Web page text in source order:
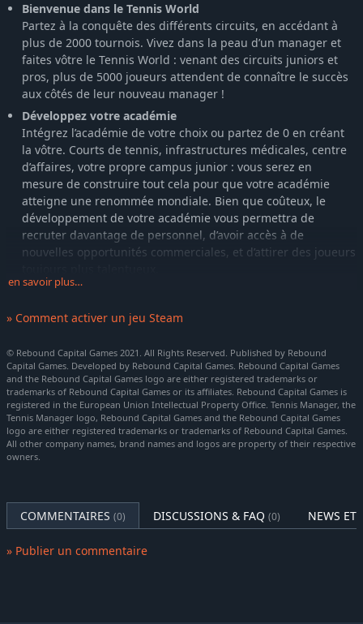
Bienvenue dans le Tennis World
Partez à la conquête des différents circuits, en accédant à
plus de 2000 tournois. Vivez dans la peau d’un manager et
faites vôtre le Tennis World : venant des circuits juniors et
pros, plus de 5000 joueurs attendent de connaître le succès
aux côtés de leur nouveau manager !
Développez votre académie
Intégrez l’académie de votre choix ou partez de 0 en créant
la vôtre. Courts de tennis, infrastructures médicales, centre
d’affaires, votre propre campus junior : vous serez en
mesure de construire tout cela pour que votre académie
atteigne une renommée mondiale. Bien que coûteux, le
développement de votre académie vous permettra de
recruter davantage de personnel, d’avoir accès à de
nouvelles opportunités commerciales, et d’attirer des joueurs
Gérez vos finances
business. Que vous créiez votre académie, que vous en
un institut de classe mondiale, il y aura suffisamment
d’opportunités pour gagner de l’argent… et le dépenser. Une
de vos missions est de veiller à la santé financière de votre
académie, ce pour quoi vous avez accès à de nombreux
outils et assistants.
Construisez votre équipe
Chaque joueur a son lot de forces et de faiblesses. Il vous
recrutement de nouveaux talents, ou pour la gestion de
leurs carrières. De nombreux paramètres déterminent
comment chaque joueur se comporte, aussi bien sur le court
qu’en dehors. Style de jeu, surface favorite, morphologie,
en savoir plus…
» Comment activer un jeu Steam
© Rebound Capital Games 2021. All Rights Reserved. Published by Rebound
Capital Games. Developed by Rebound Capital Games. Rebound Capital Games
and the Rebound Capital Games logo are either registered trademarks or
trademarks of Rebound Capital Games or its affiliates. Rebound Capital Games is
registered in the European Union Intellectual Property Office. Tennis Manager, the
Tennis Manager logo, Rebound Capital Games and the Rebound Capital Games
logo are either registered trademarks or trademarks of Rebound Capital Games.
All other company names, brand names and logos are property of their respective
owners.
COMMENTAIRES (0) DISCUSSIONS & FAQ (0) NEWS ET
» Publier un commentaire